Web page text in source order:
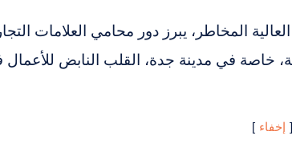
المخاطر، يبرز دور محامي العلامات
خاصة في مدينة جدة، القلب النابض للأعمال
إخفاء